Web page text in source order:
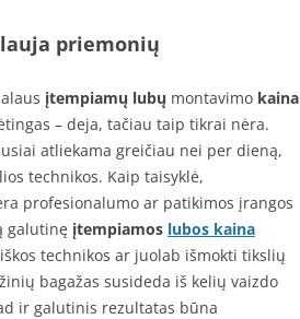
priemonių
įtempiamų lubų montavimo kaina
– deja, tačiau taip tikrai nėra.
atliekama greičiau nei per dieną,
technikos. Kaip taisyklė,
profesionalumo ar patikimos įrangos
galutinę įtempiamos lubos kaina
technikos ar juolab išmokti tikslių
bagažas susideda iš kelių vaizdo
ir galutinis rezultatas būna